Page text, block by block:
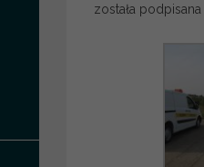
została